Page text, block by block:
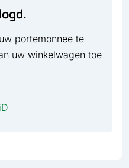
portemonnee te
uw winkelwagen toe